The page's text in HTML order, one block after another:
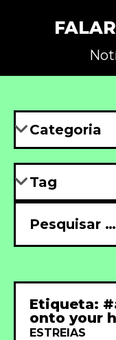
Etiqueta:
onto your
ESTREIAS